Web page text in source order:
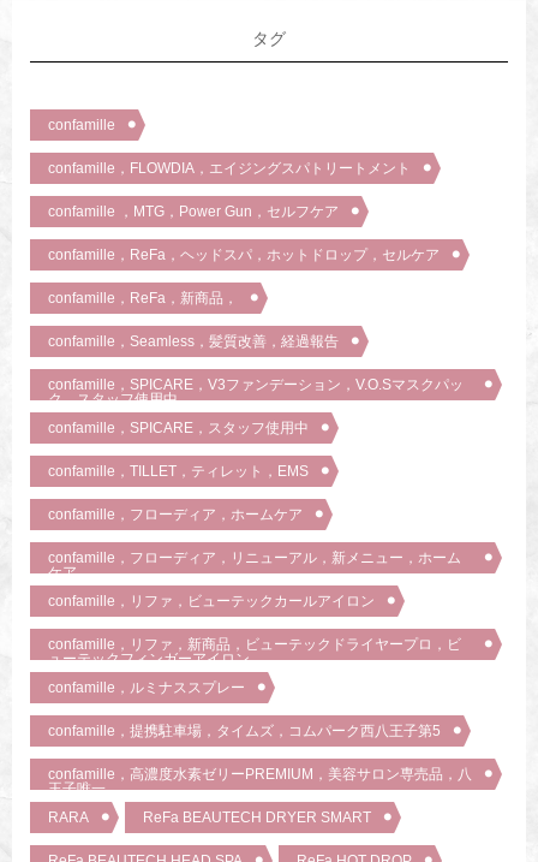
タグ
confamille
confamille，FLOWDIA，エイジングスパトリートメント
confamille ，MTG，Power Gun，セルフケア
confamille，ReFa，ヘッドスパ，ホットドロップ，セルケア
confamille，ReFa，新商品，
confamille，Seamless，髪質改善，経過報告
confamille，SPICARE，V3ファンデーション，V.O.Sマスクパッ
ク，スタッフ使用中
confamille，SPICARE，スタッフ使用中
confamille，TILLET，ティレット，EMS
confamille，フローディア，ホームケア
confamille，フローディア，リニューアル，新メニュー，ホーム
ケア
confamille，リファ，ビューテックカールアイロン
confamille，リファ，新商品，ビューテックドライヤープロ，ビ
ューテックフィンガーアイロン
confamille，ルミナススプレー
confamille，提携駐車場，タイムズ，コムパーク西八王子第5
confamille，高濃度水素ゼリーPREMIUM，美容サロン専売品，八
王子唯一
RARA
ReFa BEAUTECH DRYER SMART